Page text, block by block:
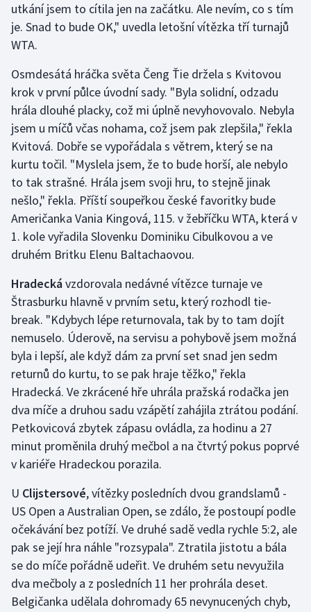
Olympijské hry
Parasport
Plavání
Plážový volejbal
Ragby
Rychlobruslení
Rychlostní kanoistika
Short track
Sportovní střelba
Triatlon
Veslování
Vodní slalom
Volejbal
utkání jsem to cítila jen na začátku. Ale nevím, co s tím
je. Snad to bude OK," uvedla letošní vítězka tří turnajů
WTA.
Osmdesátá hráčka světa Čeng Ťie držela s Kvitovou
krok v první půlce úvodní sady. "Byla solidní, odzadu
hrála dlouhé placky, což mi úplně nevyhovovalo. Nebyla
jsem u míčů včas nohama, což jsem pak zlepšila," řekla
Kvitová. Dobře se vypořádala s větrem, který se na
kurtu točil. "Myslela jsem, že to bude horší, ale nebylo
to tak strašné. Hrála jsem svoji hru, to stejně jinak
nešlo," řekla. Příští soupeřkou české favoritky bude
Američanka Vania Kingová, 115. v žebříčku WTA, která v
1. kole vyřadila Slovenku Dominiku Cibulkovou a ve
druhém Britku Elenu Baltachaovou.
Hradeckávzdorovala nedávné vítězce turnaje ve
Štrasburku hlavně v prvním setu, který rozhodl tie-
break. "Kdybych lépe returnovala, tak by to tam dojít
nemuselo. Úderově, na servisu a pohybově jsem možná
byla i lepší, ale když dám za první set snad jen sedm
returnů do kurtu, to se pak hraje těžko," řekla
Hradecká. Ve zkrácené hře uhrála pražská rodačka jen
dva míče a druhou sadu vzápětí zahájila ztrátou podání.
Petkovicová zbytek zápasu ovládla, za hodinu a 27
minut proměnila druhý mečbol a na čtvrtý pokus poprvé
v kariéře Hradeckou porazila.
U Clijstersové, vítězky posledních dvou grandslamů -
US Open a Australian Open, se zdálo, že postoupí podle
očekávání bez potíží. Ve druhé sadě vedla rychle 5:2, ale
pak se její hra náhle "rozsypala". Ztratila jistotu a bála
se do míče pořádně udeřit. Ve druhém setu nevyužila
dva mečboly a z posledních 11 her prohrála deset.
Belgičanka udělala dohromady 65 nevynucených chyb,